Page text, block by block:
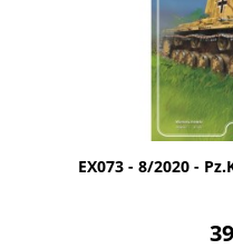
EX073 - 8/2020 -